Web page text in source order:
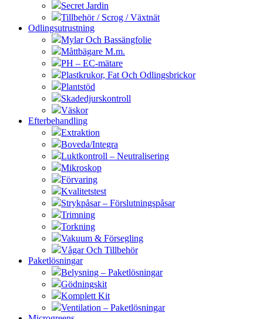
Secret Jardin
Tillbehör / Scrog / Växtnät
Odlingsutrustning
Mylar Och Bassängfolie
Måttbägare M.m.
PH – EC-mätare
Plastkrukor, Fat Och Odlingsbrickor
Plantstöd
Skadedjurskontroll
Väskor
Efterbehandling
Extraktion
Boveda/Integra
Luktkontroll – Neutralisering
Mikroskop
Förvaring
Kvalitetstest
Strykpåsar – Förslutningspåsar
Trimning
Torkning
Vakuum & Försegling
Vågar Och Tillbehör
Paketlösningar
Belysning – Paketlösningar
Gödningskit
Komplett Kit
Ventilation – Paketlösningar